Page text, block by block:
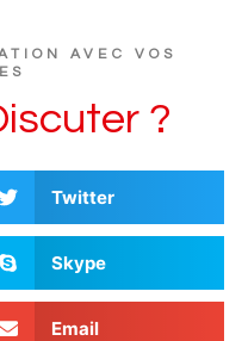
AVEC VOS
iscuter ?
Twitter
Skype
Email